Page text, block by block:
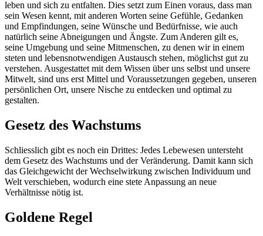
leben und sich zu entfalten. Dies setzt zum Einen voraus, dass man
sein Wesen kennt, mit anderen Worten seine Gefühle, Gedanken
und Empfindungen, seine Wünsche und Bedürfnisse, wie auch
natürlich seine Abneigungen und Ängste. Zum Anderen gilt es,
seine Umgebung und seine Mitmenschen, zu denen wir in einem
steten und lebensnotwendigen Austausch stehen, möglichst gut zu
verstehen. Ausgestattet mit dem Wissen über uns selbst und unsere
Mitwelt, sind uns erst Mittel und Voraussetzungen gegeben, unseren
persönlichen Ort, unsere Nische zu entdecken und optimal zu
gestalten.
Gesetz des Wachstums
Schliesslich gibt es noch ein Drittes: Jedes Lebewesen untersteht
dem Gesetz des Wachstums und der Veränderung. Damit kann sich
das Gleichgewicht der Wechselwirkung zwischen Individuum und
Welt verschieben, wodurch eine stete Anpassung an neue
Verhältnisse nötig ist.
Goldene Regel